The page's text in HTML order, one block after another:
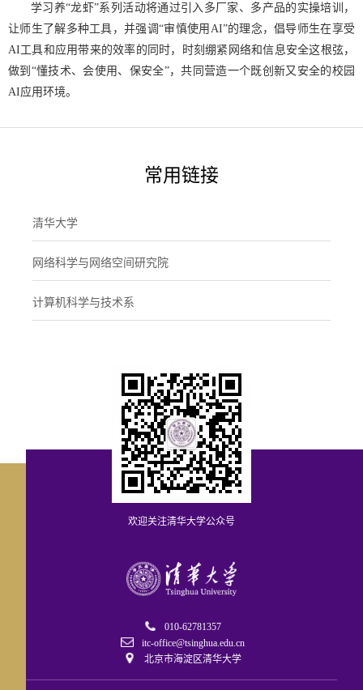
学习养“龙虾”系列活动将通过引入多厂家、多产品的实操培训，
让师生了解多种工具，并强调“审慎使用AI”的理念，倡导师生在享受
AI工具和应用带来的效率的同时，时刻绷紧网络和信息安全这根弦，
做到“懂技术、会使用、保安全”，共同营造一个既创新又安全的校园
AI应用环境。
常用链接
清华大学
网络科学与网络空间研究院
计算机科学与技术系
欢迎关注清华大学公众号
010-62781357
itc-office@tsinghua.edu.cn
北京市海淀区清华大学